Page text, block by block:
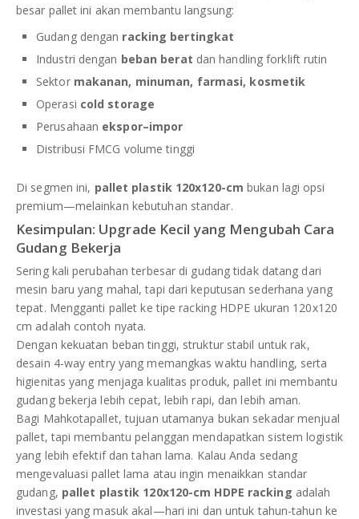
besar pallet ini akan membantu langsung:
Gudang dengan racking bertingkat
Industri dengan beban berat dan handling forklift rutin
Sektor makanan, minuman, farmasi, kosmetik
Operasi cold storage
Perusahaan ekspor–impor
Distribusi FMCG volume tinggi
Di segmen ini, pallet plastik 120x120-cm bukan lagi opsi
premium—melainkan kebutuhan standar.
Kesimpulan: Upgrade Kecil yang Mengubah Cara
Gudang Bekerja
Sering kali perubahan terbesar di gudang tidak datang dari
mesin baru yang mahal, tapi dari keputusan sederhana yang
tepat. Mengganti pallet ke tipe racking HDPE ukuran 120x120
cm adalah contoh nyata.
Dengan kekuatan beban tinggi, struktur stabil untuk rak,
desain 4-way entry yang memangkas waktu handling, serta
higienitas yang menjaga kualitas produk, pallet ini membantu
gudang bekerja lebih cepat, lebih rapi, dan lebih aman.
Bagi Mahkotapallet, tujuan utamanya bukan sekadar menjual
pallet, tapi membantu pelanggan mendapatkan sistem logistik
yang lebih efektif dan tahan lama. Kalau Anda sedang
mengevaluasi pallet lama atau ingin menaikkan standar
gudang, pallet plastik 120x120-cm HDPE racking adalah
investasi yang masuk akal—hari ini dan untuk tahun-tahun ke